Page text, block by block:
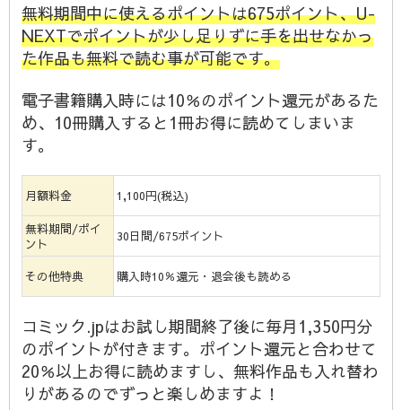
無料期間中に使えるポイントは675ポイント、U-
NEXTでポイントが少し足りずに手を出せなかっ
た作品も無料で読む事が可能です。
電子書籍購入時には10％のポイント還元があるた
め、10冊購入すると1冊お得に読めてしまいま
す。
月額料金 1,100円(税込)
無料期間/ポイ
ント
30日間/675ポイント
その他特典 購入時10％還元・退会後も読める
コミック.jpはお試し期間終了後に毎月1,350円分
のポイントが付きます。ポイント還元と合わせて
20％以上お得に読めますし、無料作品も入れ替わ
りがあるのでずっと楽しめますよ！